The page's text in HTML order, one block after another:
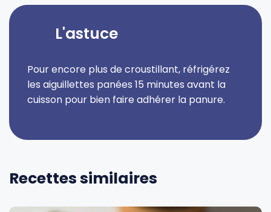
L'astuce
Pour encore plus de croustillant, réfrigérez
les aiguillettes panées 15 minutes avant la
cuisson pour bien faire adhérer la panure.
Recettes similaires